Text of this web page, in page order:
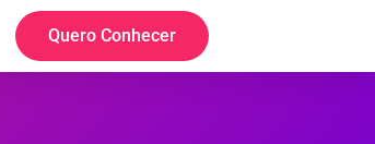
Quero Conhecer